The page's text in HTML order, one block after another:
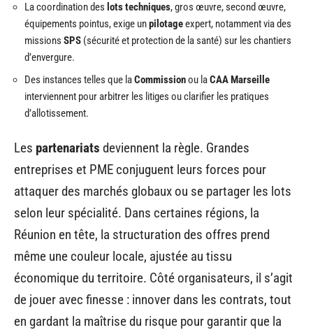
La coordination des lots techniques, gros œuvre, second œuvre,
équipements pointus, exige unpilotageexpert, notamment via des
missions SPS (sécurité et protection de la santé) sur les chantiers
d’envergure.
Des instances telles que laCommissionou laCAA Marseille
interviennent pour arbitrer les litiges ou clarifier les pratiques
d’allotissement.
Les partenariats deviennent la règle. Grandes
entreprises et PME conjuguent leurs forces pour
attaquer des marchés globaux ou se partager les lots
selon leur spécialité. Dans certaines régions, la
Réunion en tête, la structuration des offres prend
même une couleur locale, ajustée au tissu
économique du territoire. Côté organisateurs, il s’agit
de jouer avec finesse : innover dans les contrats, tout
en gardant la maîtrise du risque pour garantir que la